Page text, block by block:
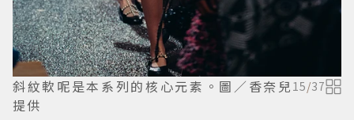
斜紋軟呢是本系列的核心元素。圖／香奈兒
提供
15/37